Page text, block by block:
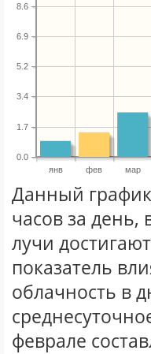
янв фев мар
0.0
1.7
3.4
5.2
6.9
8.6
Данный
часов за
лучи
показатель
облачность в
феврале